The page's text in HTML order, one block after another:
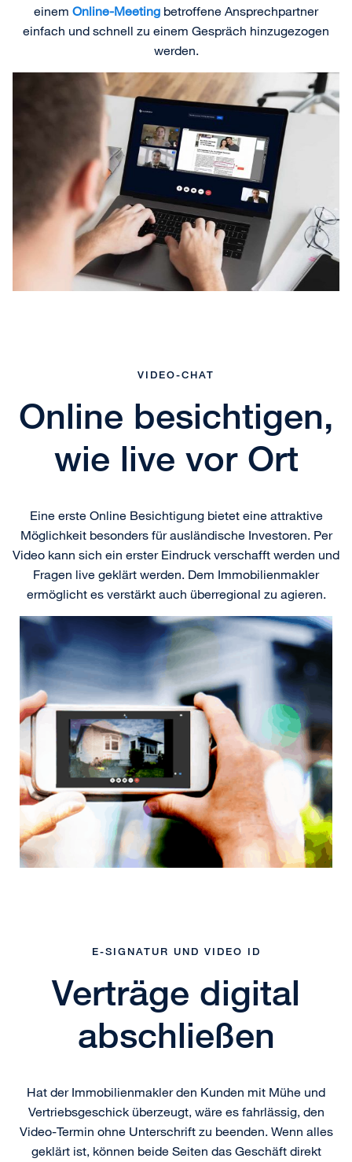
einem Online-Meeting betroffene Ansprechpartner
einfach und schnell zu einem Gespräch hinzugezogen
werden.
VIDEO-CHAT
Online besichtigen,
wie live vor Ort
Eine erste Online Besichtigung bietet eine attraktive
Möglichkeit besonders für ausländische Investoren. Per
Video kann sich ein erster Eindruck verschafft werden und
Fragen live geklärt werden. Dem Immobilienmakler
ermöglicht es verstärkt auch überregional zu agieren.
E-SIGNATUR UND VIDEO ID
Verträge digital
abschließen
Hat der Immobilienmakler den Kunden mit Mühe und
Vertriebsgeschick überzeugt, wäre es fahrlässig, den
Video-Termin ohne Unterschrift zu beenden. Wenn alles
geklärt ist, können beide Seiten das Geschäft direkt